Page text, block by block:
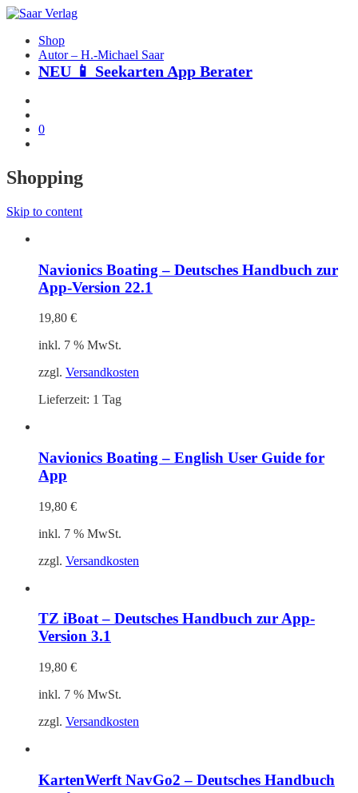
Shop
Autor – H.-Michael Saar
NEU 📱 Seekarten App Berater
0
Shopping
Skip to content
Navionics Boating – Deutsches Handbuch zur
App-Version 22.1
19,80 €
inkl. 7 % MwSt.
zzgl. Versandkosten
Lieferzeit: 1 Tag
Navionics Boating – English User Guide for
App
19,80 €
inkl. 7 % MwSt.
zzgl. Versandkosten
TZ iBoat – Deutsches Handbuch zur App-
Version 3.1
19,80 €
inkl. 7 % MwSt.
zzgl. Versandkosten
KartenWerft NavGo2 – Deutsches Handbuch